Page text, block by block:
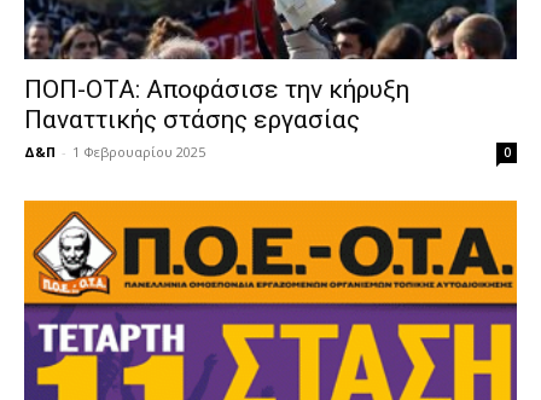
ΠΟΠ-ΟΤΑ: Αποφάσισε την κήρυξη
Παναττικής στάσης εργασίας
Δ&Π - 1 Φεβρουαρίου 2025 0